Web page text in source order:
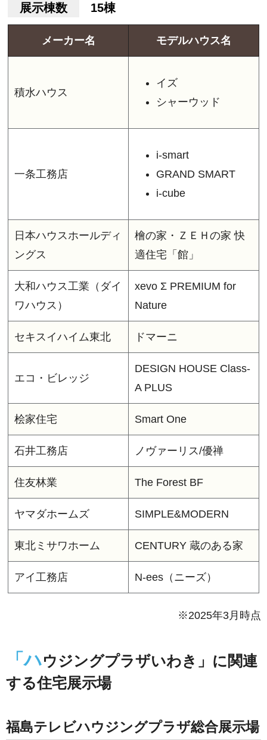
展示棟数 15棟
メーカー名 モデルハウス名
積水ハウス
イズ
シャーウッド
一条工務店
i-smart
GRAND SMART
i-cube
日本ハウスホールディ
ングス
檜の家・ＺＥＨの家 快
適住宅「館」
大和ハウス工業（ダイ
ワハウス）
xevo Σ PREMIUM for
Nature
セキスイハイム東北 ドマーニ
エコ・ビレッジ
DESIGN HOUSE Class-
A PLUS
桧家住宅 Smart One
石井工務店 ノヴァーリス/優禅
住友林業 The Forest BF
ヤマダホームズ SIMPLE&MODERN
東北ミサワホーム CENTURY 蔵のある家
アイ工務店 N-ees（ニーズ）
※2025年3月時点
「ハウジングプラザいわき」に関連
する住宅展示場
福島テレビハウジングプラザ総合展示場